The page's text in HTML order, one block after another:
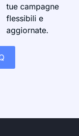
tue campagne
flessibili e
aggiornate.